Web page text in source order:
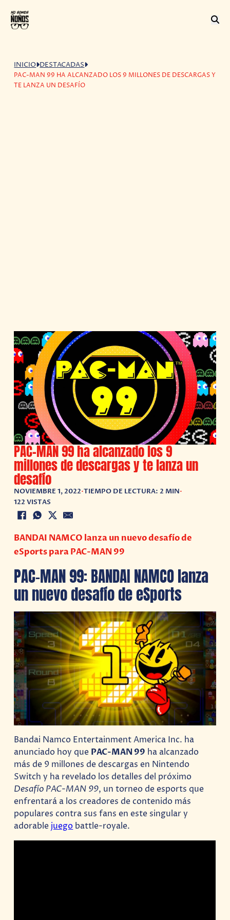
INICIO DESTACADAS
PAC-MAN 99 HA ALCANZADO LOS 9 MILLONES DE DESCARGAS Y
TE LANZA UN DESAFÍO
PAC-MAN 99 ha alcanzado los 9
millones de descargas y te lanza un
desafío
NOVIEMBRE 1, 2022•TIEMPO DE LECTURA: 2 MIN•
122 VISTAS
BANDAI NAMCO lanza un nuevo desafío de
eSports para PAC-MAN 99
PAC-MAN 99: BANDAI NAMCO lanza
un nuevo desafío de eSports
Bandai Namco Entertainment America Inc. ha
anunciado hoy que PAC-MAN 99 ha alcanzado
más de 9 millones de descargas en Nintendo
Switch y ha revelado los detalles del próximo
Desafío PAC-MAN 99, un torneo de esports que
enfrentará a los creadores de contenido más
populares contra sus fans en este singular y
adorable juego battle-royale.